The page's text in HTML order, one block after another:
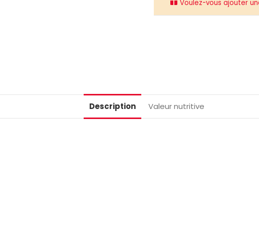
Voulez-vous ajouter
Description Valeur nutritive